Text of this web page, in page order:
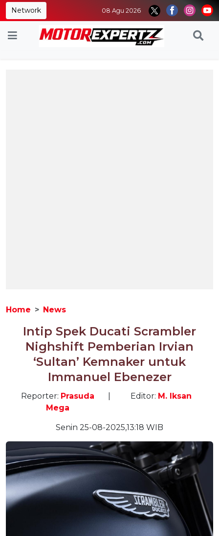
Network 08 Agu 2026
Home News
Intip Spek Ducati Scrambler
Nighshift Pemberian Irvian
‘Sultan’ Kemnaker untuk
Immanuel Ebenezer
Reporter: Prasuda
Mega
Editor: M. Iksan
Senin 25-08-2025,13:18 WIB